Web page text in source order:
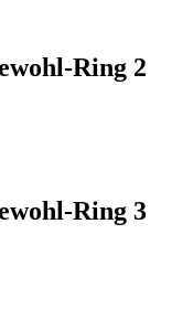
Ring 2
Ring 3